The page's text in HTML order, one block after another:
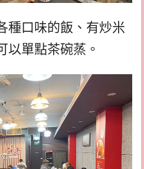
種口味的飯、有炒米
以單點茶碗蒸。